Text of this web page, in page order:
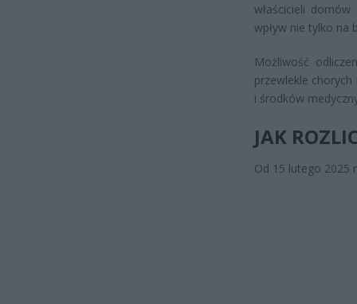
właścicieli
wpływ nie tylko na
Możliwość
przewlekle
i środków
JAK
Od 15 lutego 2025